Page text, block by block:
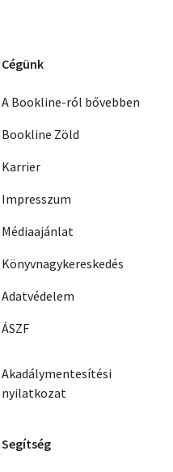
Cégünk
A Bookline-ról bővebben
Bookline Zöld
Karrier
Impresszum
Médiaajánlat
Könyvnagykereskedés
Adatvédelem
ÁSZF
Akadálymentesítési
nyilatkozat
Segítség